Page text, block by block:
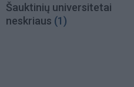
Šauktinių universitetai
neskriaus (1)